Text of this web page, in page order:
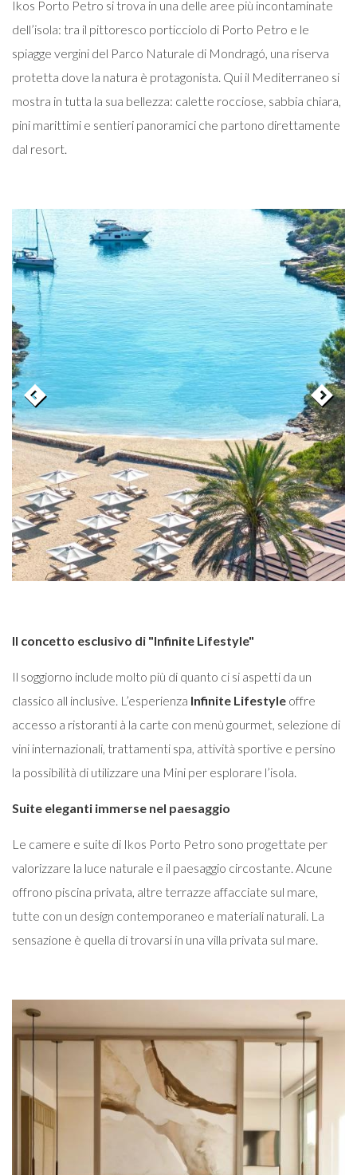
Ikos Porto Petro si trova in una delle aree più incontaminate
dell’isola: tra il pittoresco porticciolo di Porto Petro e le
spiagge vergini del Parco Naturale di Mondragó, una riserva
protetta dove la natura è protagonista. Qui il Mediterraneo si
mostra in tutta la sua bellezza: calette rocciose, sabbia chiara,
pini marittimi e sentieri panoramici che partono direttamente
dal resort.
Il concetto esclusivo di "Infinite Lifestyle"
Il soggiorno include molto più di quanto ci si aspetti da un
classico all inclusive. L’esperienza Infinite Lifestyle offre
accesso a ristoranti à la carte con menù gourmet, selezione di
vini internazionali, trattamenti spa, attività sportive e persino
la possibilità di utilizzare una Mini per esplorare l’isola.
Suite eleganti immerse nel paesaggio
Le camere e suite di Ikos Porto Petro sono progettate per
valorizzare la luce naturale e il paesaggio circostante. Alcune
offrono piscina privata, altre terrazze affacciate sul mare,
tutte con un design contemporaneo e materiali naturali. La
sensazione è quella di trovarsi in una villa privata sul mare.